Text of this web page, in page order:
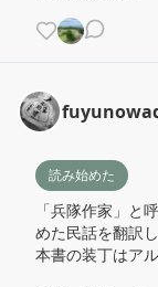
読み始めた
「兵隊作家」と
めた民話を翻訳
本書の装丁はア